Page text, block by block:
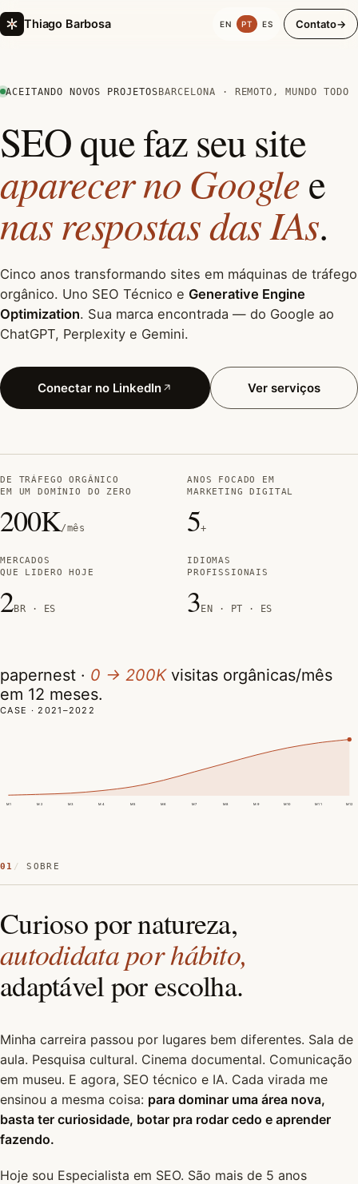
Thiago Barbosa EN PT ES Contato→
ACEITANDO NOVOS PROJETOSBARCELONA · REMOTO, MUNDO TODO
SEO que faz seu site
aparecer no Googlee
nas respostas das IAs.
Cinco anos transformando sites em máquinas de tráfego
orgânico. Uno SEO Técnico e Generative Engine
Optimization. Sua marca encontrada — do Google ao
ChatGPT, Perplexity e Gemini.
Conectar no LinkedIn Ver serviços
DE TRÁFEGO ORGÂNICO
EM UM DOMÍNIO DO ZERO
200K/mês
ANOS FOCADO EM
MARKETING DIGITAL
5+
MERCADOS
QUE LIDERO HOJE
2BR · ES
IDIOMAS
PROFISSIONAIS
3EN · PT · ES
papernest · 0 → 200Kvisitas orgânicas/mês
em 12 meses.
CASE · 2021–2022
M1 M2 M3 M4 M5 M6 M7 M8 M9 M10 M11 M12
01 SOBRE
Curioso por natureza,
autodidata por hábito,
adaptável por escolha.
Minha carreira passou por lugares bem diferentes. Sala de
aula. Pesquisa cultural. Cinema documental. Comunicação
em museu. E agora, SEO técnico e IA. Cada virada me
ensinou a mesma coisa: para dominar uma área nova,
basta ter curiosidade, botar pra rodar cedo e aprender
fazendo.
Hoje sou Especialista em SEO. São mais de 5 anos